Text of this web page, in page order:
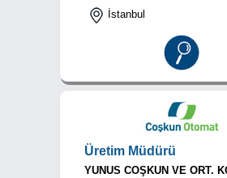
İstanbul
Üretim Müdürü
YUNUS COŞKUN VE ORT.